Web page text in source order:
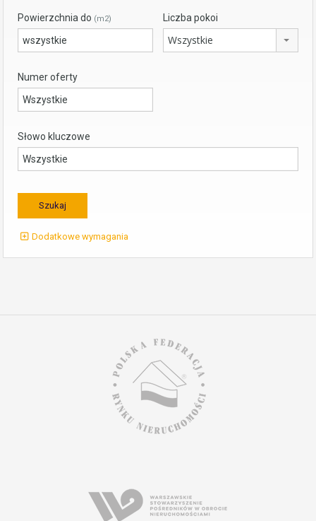
Powierzchnia do (m2) Liczba pokoi
Wszystkie
Numer oferty
Słowo kluczowe
Dodatkowe wymagania